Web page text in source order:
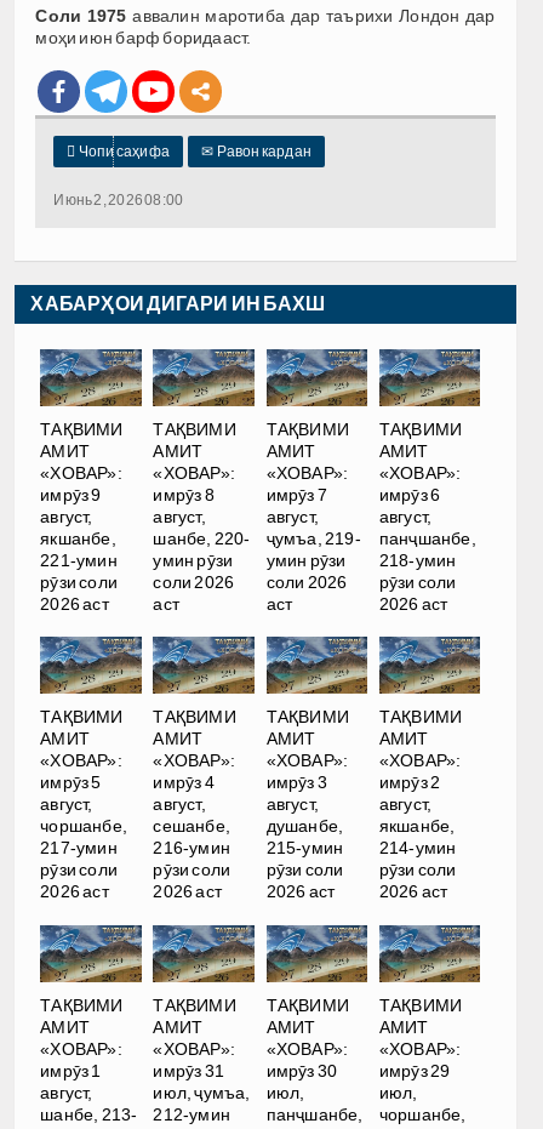
Соли 1975 аввалин маротиба дар таърихи Лондон дар
моҳи июн барф боридааст.
 Чопи саҳифа ✉ Равон кардан
Июнь 2, 2026 08:00
ХАБАРҲОИ ДИГАРИ ИН БАХШ
ТАҚВИМИ
АМИТ
«ХОВАР»:
имрӯз 9
август,
якшанбе,
221-умин
рӯзи соли
2026 аст
ТАҚВИМИ
АМИТ
«ХОВАР»:
имрӯз 8
август,
шанбе, 220-
умин рӯзи
соли 2026
аст
ТАҚВИМИ
АМИТ
«ХОВАР»:
имрӯз 7
август,
ҷумъа, 219-
умин рӯзи
соли 2026
аст
ТАҚВИМИ
АМИТ
«ХОВАР»:
имрӯз 6
август,
панҷшанбе,
218-умин
рӯзи соли
2026 аст
ТАҚВИМИ
АМИТ
«ХОВАР»:
имрӯз 5
август,
чоршанбе,
217-умин
рӯзи соли
2026 аст
ТАҚВИМИ
АМИТ
«ХОВАР»:
имрӯз 4
август,
сешанбе,
216-умин
рӯзи соли
2026 аст
ТАҚВИМИ
АМИТ
«ХОВАР»:
имрӯз 3
август,
душанбе,
215-умин
рӯзи соли
2026 аст
ТАҚВИМИ
АМИТ
«ХОВАР»:
имрӯз 2
август,
якшанбе,
214-умин
рӯзи соли
2026 аст
ТАҚВИМИ
АМИТ
«ХОВАР»:
имрӯз 1
август,
шанбе, 213-
ТАҚВИМИ
АМИТ
«ХОВАР»:
имрӯз 31
июл, ҷумъа,
212-умин
ТАҚВИМИ
АМИТ
«ХОВАР»:
имрӯз 30
июл,
панҷшанбе,
ТАҚВИМИ
АМИТ
«ХОВАР»:
имрӯз 29
июл,
чоршанбе,